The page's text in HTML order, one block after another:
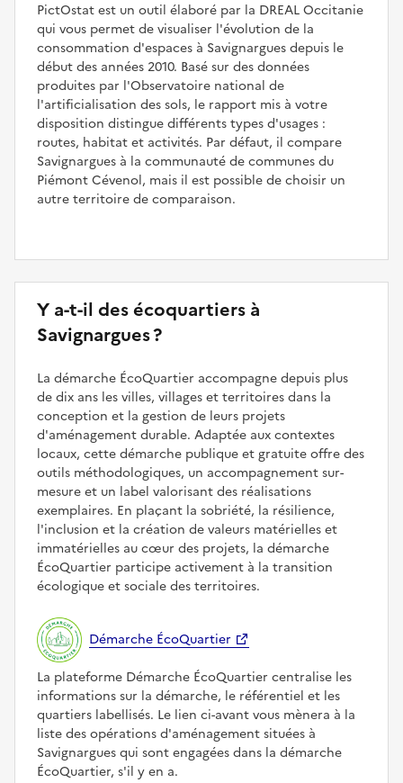
PictOstat est un outil élaboré par la DREAL Occitanie
qui vous permet de visualiser l'évolution de la
consommation d'espaces à Savignargues depuis le
début des années 2010. Basé sur des données
produites par l'Observatoire national de
l'artificialisation des sols, le rapport mis à votre
disposition distingue différents types d'usages :
routes, habitat et activités. Par défaut, il compare
Savignargues à la communauté de communes du
Piémont Cévenol, mais il est possible de choisir un
autre territoire de comparaison.
Y a-t-il des écoquartiers à
Savignargues ?
La démarche ÉcoQuartier accompagne depuis plus
de dix ans les villes, villages et territoires dans la
conception et la gestion de leurs projets
d'aménagement durable. Adaptée aux contextes
locaux, cette démarche publique et gratuite offre des
outils méthodologiques, un accompagnement sur-
mesure et un label valorisant des réalisations
exemplaires. En plaçant la sobriété, la résilience,
l'inclusion et la création de valeurs matérielles et
immatérielles au cœur des projets, la démarche
ÉcoQuartier participe activement à la transition
écologique et sociale des territoires.
Démarche ÉcoQuartier
La plateforme Démarche ÉcoQuartier centralise les
informations sur la démarche, le référentiel et les
quartiers labellisés. Le lien ci-avant vous mènera à la
liste des opérations d'aménagement situées à
Savignargues qui sont engagées dans la démarche
ÉcoQuartier, s'il y en a.